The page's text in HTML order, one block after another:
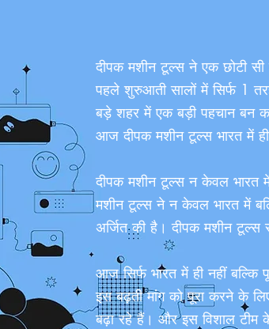
दीपक मशीन टूल्स ने एक छोटी
पहले शुरुआती सालों में सिर्फ 1
बड़े शहर में एक बड़ी पहचान
आज दीपक मशीन टूल्स भारत में ही
दीपक मशीन टूल्स न केवल भारत में
मशीन टूल्स ने न केवल भारत में
अर्जित की है। दीपक मशीन टूल्स
आज सिर्फ भारत में ही नहीं बल्कि
इस बढ़ती मांग को पूरा करने के
बढ़ा रहे हैं। और इस विशाल टीम